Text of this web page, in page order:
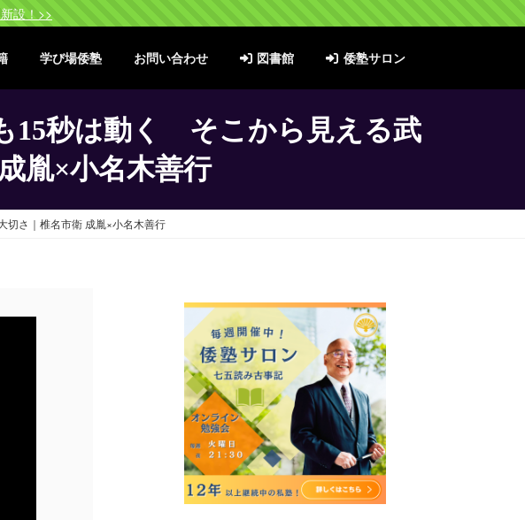
設！>>
学び場倭塾 お問い合わせ 図書館 倭塾サロン
15秒は動く そこから見える武
胤×小名木善行
切さ｜椎名市衛 成胤×小名木善行